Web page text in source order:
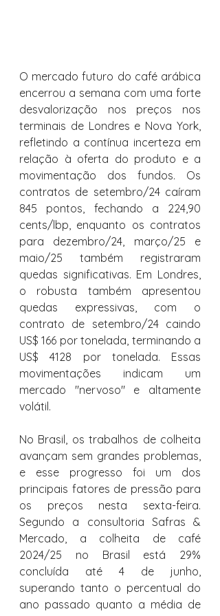
O mercado futuro do café arábica
encerrou a semana com uma forte
desvalorização nos preços nos
terminais de Londres e Nova York,
refletindo a contínua incerteza em
relação à oferta do produto e a
movimentação dos fundos. Os
contratos de setembro/24 caíram
845 pontos, fechando a 224,90
cents/lbp, enquanto os contratos
para dezembro/24, março/25 e
maio/25 também registraram
quedas significativas. Em Londres,
o robusta também apresentou
quedas expressivas, com o
contrato de setembro/24 caindo
US$ 166 por tonelada, terminando a
US$ 4128 por tonelada. Essas
movimentações indicam um
mercado "nervoso" e altamente
volátil.
No Brasil, os trabalhos de colheita
avançam sem grandes problemas,
e esse progresso foi um dos
principais fatores de pressão para
os preços nesta sexta-feira.
Segundo a consultoria Safras &
Mercado, a colheita de café
2024/25 no Brasil está 29%
concluída até 4 de junho,
superando tanto o percentual do
ano passado quanto a média de